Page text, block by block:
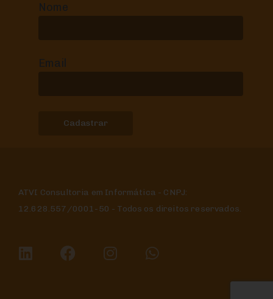
Nome
Email
ATVI Consultoria em Informática - CNPJ:
12.628.557/0001-50 - Todos os direitos reservados.